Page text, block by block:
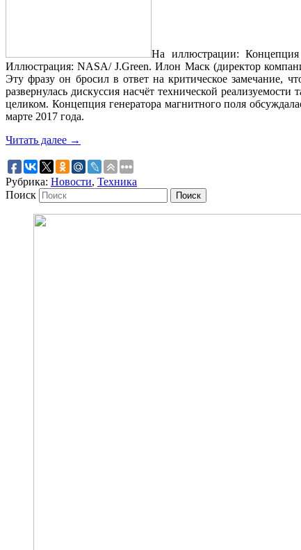
На иллюстрации:
Иллюстрация: NASA/ J.Green. Илон Маск (директор
Эту фразу он бросил в ответ на критическое замечание,
развернулась дискуссия насчёт технической
целиком. Концепция генератора магнитного поля
марте 2017 года.
Читать далее →
Рубрика: Новости, Техника
Поиск